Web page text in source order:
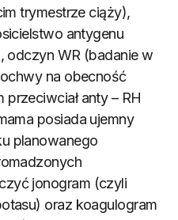
trymestrze ciąży),
antygenu
odczyn WR (badanie w
na obecność
anty – RH
posiada ujemny
planowanego
jonogram (czyli
oraz koagulogram